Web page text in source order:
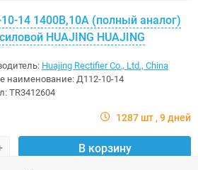
14 1400В,10A (полный аналог)
HUAJING HUAJING
Huajing Rectifier Co., Ltd., China
наименование: Д112-10-14
TR3412604
1287 шт 9 дней
В корзину